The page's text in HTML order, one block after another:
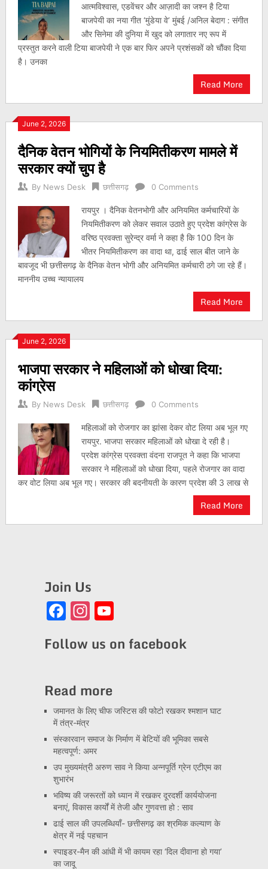
आत्मविश्वास, एडवेंचर और आज़ादी का जश्न है टिया
बाजपेयी का नया गीत ‘मुंडेया वे’ मुंबई /अनिल बेदाग : संगीत
और सिनेमा की दुनिया में खुद को लगातार नए रूप में
प्रस्तुत करने वाली टिया बाजपेयी ने एक बार फिर अपने प्रशंसकों को चौंका दिया
है। उनका
Read More
June 2, 2026
दैनिक वेतन भोगियों के नियमितीकरण मामले में
सरकार क्यों चुप है
By News Desk छत्तीसगढ़ 0 Comments
रायपुर । दैनिक वेतनभोगी और अनियमित कर्मचारियों के
नियमितीकरण को लेकर सवाल उठाते हुए प्रदेश कांग्रेस के
वरिष्ठ प्रवक्ता सुरेन्द्र वर्मा ने कहा है कि 100 दिन के
भीतर नियमितीकरण का वादा था, ढाई साल बीत जाने के
बावजूद भी छत्तीसगढ़ के दैनिक वेतन भोगी और अनियमित कर्मचारी ठगे जा रहे हैं।
माननीय उच्च न्यायालय
Read More
June 2, 2026
भाजपा सरकार ने महिलाओं को धोखा दिया:
कांग्रेस
By News Desk छत्तीसगढ़ 0 Comments
महिलाओं को रोजगार का झांसा देकर वोट लिया अब भूल गए
रायपुर. भाजपा सरकार महिलाओं को धोखा दे रही है।
प्रदेश कांग्रेस प्रवक्ता वंदना राजपूत ने कहा कि भाजपा
सरकार ने महिलाओं को धोखा दिया, पहले रोजगार का वादा
कर वोट लिया अब भूल गए। सरकार की बदनीयती के कारण प्रदेश की 3 लाख से
Read More
Join Us
Facebook
Instagram
YouTube
Follow us on facebook
Read more
जमानत के लिए चीफ जस्टिस की फोटो रखकर श्मशान घाट
में तंत्र-मंत्र
संस्कारवान समाज के निर्माण में बेटियों की भूमिका सबसे
महत्वपूर्ण: अमर
उप मुख्यमंत्री अरुण साव ने किया अन्नपूर्ति ग्रेन एटीएम का
शुभारंभ
भविष्य की जरूरतों को ध्यान में रखकर दूरदर्शी कार्ययोजना
बनाएं, विकास कार्यों में तेजी और गुणवत्ता हो : साव
ढाई साल की उपलब्धियाँ- छत्तीसगढ़ का श्रमिक कल्याण के
क्षेत्र में नई पहचान
स्पाइडर-मैन की आंधी में भी कायम रहा ‘दिल दीवाना हो गया’
का जादू